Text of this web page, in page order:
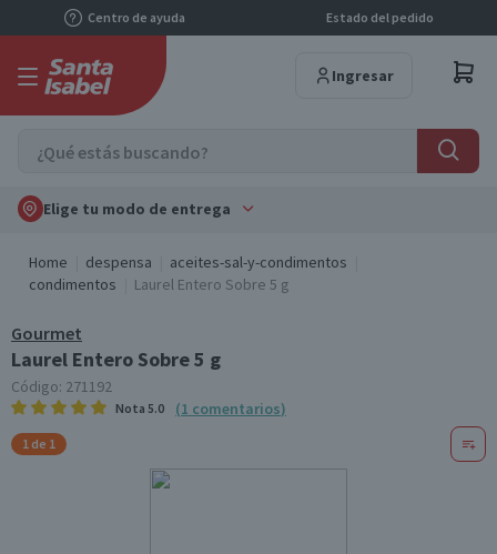
Centro de ayuda Estado del pedido
Ingresar
Elige tu modo de entrega
Home despensa
aceites-sal-y-condimentos
condimentos
Laurel Entero Sobre 5 g
Gourmet
Laurel Entero Sobre 5 g
Código: 271192
Nota 5.0 (1 comentarios)
1 de 1